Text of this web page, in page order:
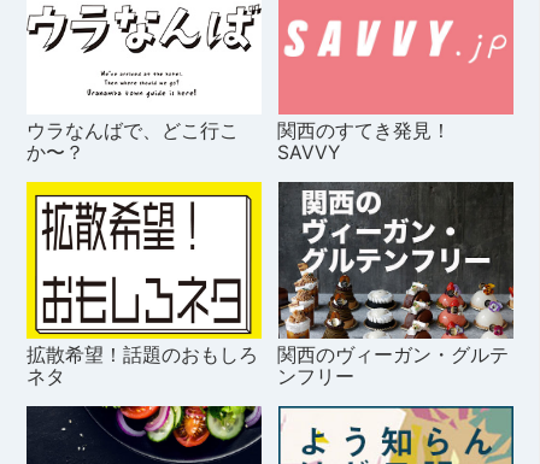
ウラなんばで、どこ行こ
か〜？
関西のすてき発見！
SAVVY
拡散希望！話題のおもしろ
ネタ
関西のヴィーガン・グルテ
ンフリー